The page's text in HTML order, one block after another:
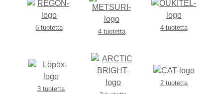
6 tuotetta
4 tuotetta
4 tuotetta
3 tuotetta
2 tuotetta